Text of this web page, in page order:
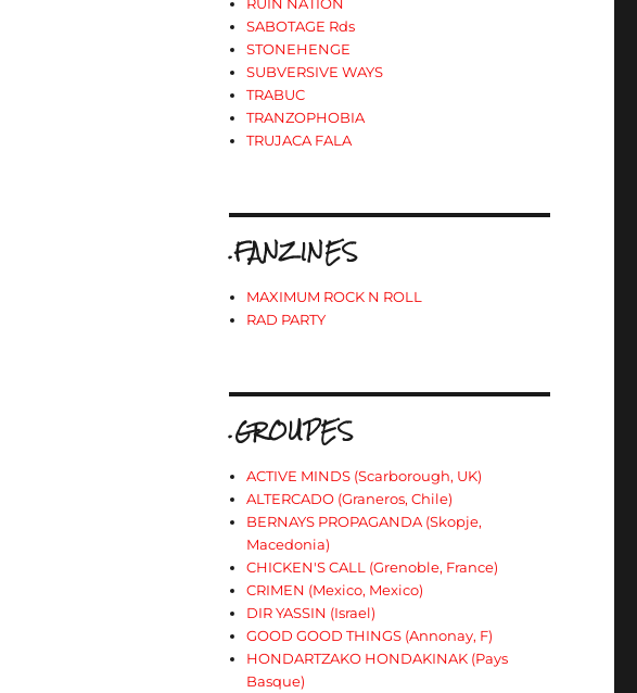
SABOTAGE Rds
STONEHENGE
SUBVERSIVE WAYS
TRABUC
TRANZOPHOBIA
TRUJACA FALA
.FANZINES
MAXIMUM ROCK N ROLL
RAD PARTY
.GROUPES
ACTIVE MINDS (Scarborough, UK)
ALTERCADO (Graneros, Chile)
BERNAYS PROPAGANDA (Skopje,
Macedonia)
CHICKEN'S CALL (Grenoble, France)
CRIMEN (Mexico, Mexico)
DIR YASSIN (Israel)
GOOD GOOD THINGS (Annonay, F)
HONDARTZAKO HONDAKINAK (Pays
Basque)